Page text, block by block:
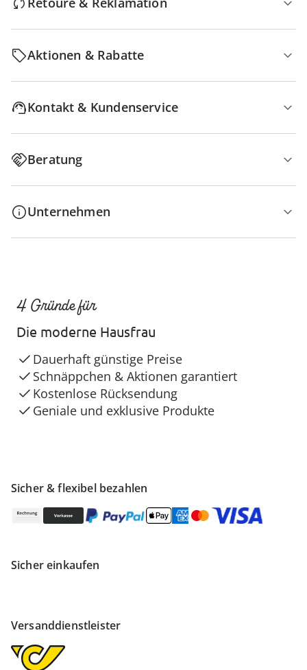
Aktionen & Rabatte
Kontakt & Kundenservice
Beratung
Unternehmen
Sicher & flexibel bezahlen
Sicher einkaufen
Versanddienstleister
4 Gründe für
Die moderne Hausfrau
Dauerhaft günstige Preise
Schnäppchen & Aktionen garantiert
Kostenlose Rücksendung
Geniale und exklusive Produkte